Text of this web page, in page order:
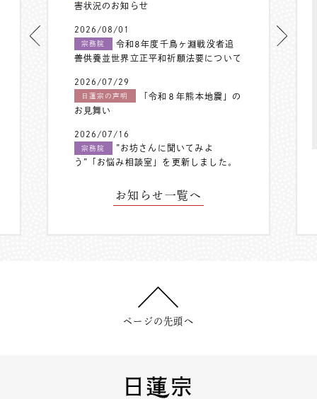
害状況のお知らせ
2026/08/01
宗務院
令和8年度千鳥ヶ淵戦没者追
善供養並世界立正平和祈願法要について
2026/07/29
日蓮宗の声明
「令和８年熊本地震」の
お見舞い
2026/07/16
宗務院
”お坊さんに聞いてみよ
う”「お悩み相談室」を更新しました。
お知らせ一覧へ
ページの先頭へ